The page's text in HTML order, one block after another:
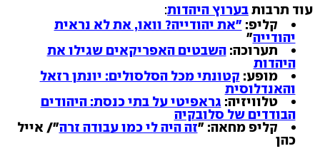
עוד תרבותבערוץ היהדות:
קליפ:"את יהודייה? וואו, את לא נראית
יהודייה"
תערוכה:השבטים האפריקאים שגילו את
היהדות
מופע: קטונתי מכל הסלסולים: יונתן רזאל
והאנדלוסית
טלוויזיה: גראפיטי על בתי כנסת: היהודים
הבודדים של סלובקיה
קליפ מחאה: "זה היה לי כמו עבודה זרה"/ אייל
כהן